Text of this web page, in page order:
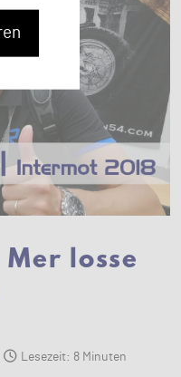
losse
Lesezeit: 8 Minuten